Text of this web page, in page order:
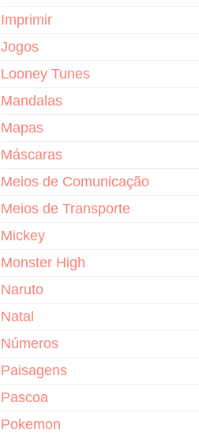
Imprimir
Jogos
Looney Tunes
Mandalas
Mapas
Máscaras
Meios de Comunicação
Meios de Transporte
Mickey
Monster High
Naruto
Natal
Números
Paisagens
Pascoa
Pokemon